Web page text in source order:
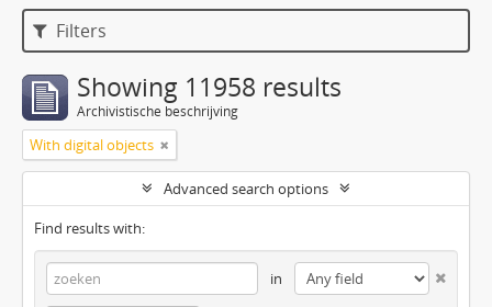
Filters
Showing 11958 results
Archivistische beschrijving
With digital objects
Advanced search options
Find results with:
in